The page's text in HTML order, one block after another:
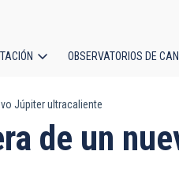
OBSERVATORIOS DE
Júpiter ultracaliente
de un